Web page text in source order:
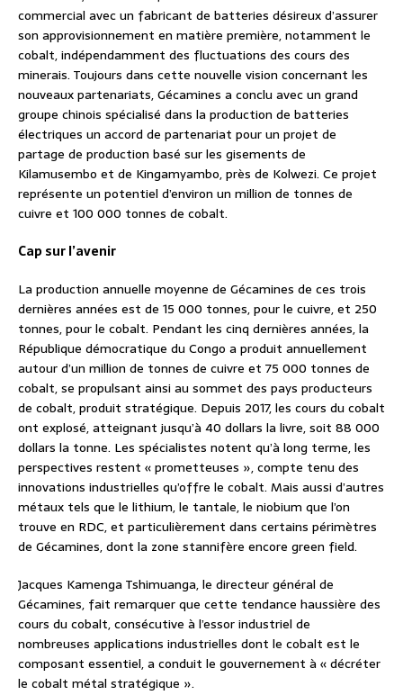
commercial avec un fabricant de batteries désireux d’assurer
son approvisionnement en matière première, notamment le
cobalt, indépendamment des fluctuations des cours des
minerais. Toujours dans cette nouvelle vision concernant les
nouveaux partenariats, Gécamines a conclu avec un grand
groupe chinois spécialisé dans la production de batteries
électriques un accord de partenariat pour un projet de
partage de production basé sur les gisements de
Kilamusembo et de Kingamyambo, près de Kolwezi. Ce projet
représente un potentiel d’environ un million de tonnes de
cuivre et 100 000 tonnes de cobalt.
Cap sur l’avenir
La production annuelle moyenne de Gécamines de ces trois
dernières années est de 15 000 tonnes, pour le cuivre, et 250
tonnes, pour le cobalt. Pendant les cinq dernières années, la
République démocratique du Congo a produit annuellement
autour d’un million de tonnes de cuivre et 75 000 tonnes de
cobalt, se propulsant ainsi au sommet des pays producteurs
de cobalt, produit stratégique. Depuis 2017, les cours du cobalt
ont explosé, atteignant jusqu’à 40 dollars la livre, soit 88 000
dollars la tonne. Les spécialistes notent qu’à long terme, les
perspectives restent « prometteuses », compte tenu des
innovations industrielles qu’offre le cobalt. Mais aussi d’autres
métaux tels que le lithium, le tantale, le niobium que l’on
trouve en RDC, et particulièrement dans certains périmètres
de Gécamines, dont la zone stannifère encore green field.
Jacques Kamenga Tshimuanga, le directeur général de
Gécamines, fait remarquer que cette tendance haussière des
cours du cobalt, consécutive à l’essor industriel de
nombreuses applications industrielles dont le cobalt est le
composant essentiel, a conduit le gouvernement à « décréter
le cobalt métal stratégique ».